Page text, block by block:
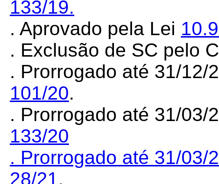
133/19.
. Aprovado pela Lei
. Exclusão de SC pelo
. Prorrogado até 31/12/
101/20.
. Prorrogado até 31/03/
133/20
. Prorrogado até 31/03/
28/21.